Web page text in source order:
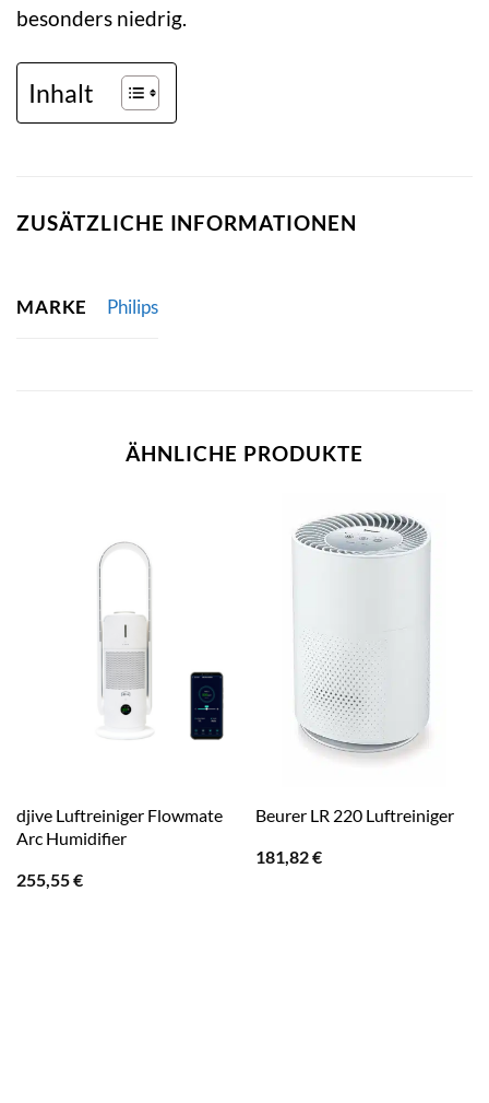
besonders niedrig.
Inhalt
ZUSÄTZLICHE INFORMATIONEN
MARKE Philips
ÄHNLICHE PRODUKTE
djive Luftreiniger Flowmate
Arc Humidifier
255,55€
Beurer LR 220 Luftreiniger
181,82€